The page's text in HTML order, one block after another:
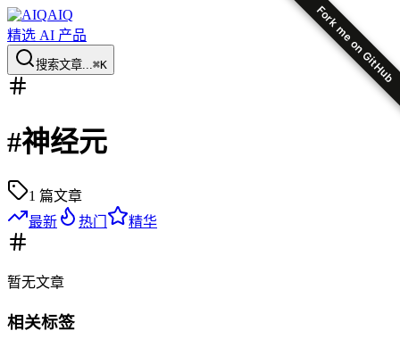
Fork me on GitHub
AIQ
精选 AI 产品
搜索文章...⌘K
#神经元
1 篇文章
最新
热门 精华
暂无文章
相关标签